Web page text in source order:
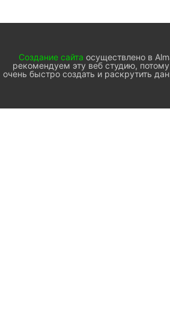
Создание сайта осуществлено в
рекомендуем эту веб студию,
очень быстро создать и раскрутить